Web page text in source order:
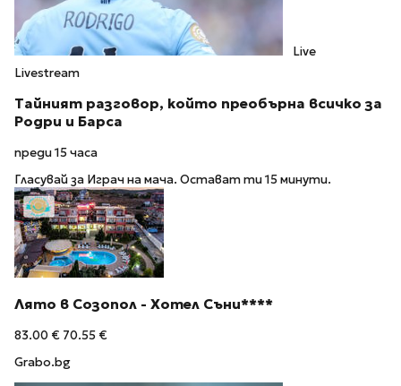
Live
Livestream
Тайният разговор, който преобърна всичко за
Родри и Барса
преди 15 часа
Гласувай за Играч на мача. Остават ти 15 минути.
Лято в Созопол - Хотел Съни****
83.00 € 70.55 €
Grabo.bg